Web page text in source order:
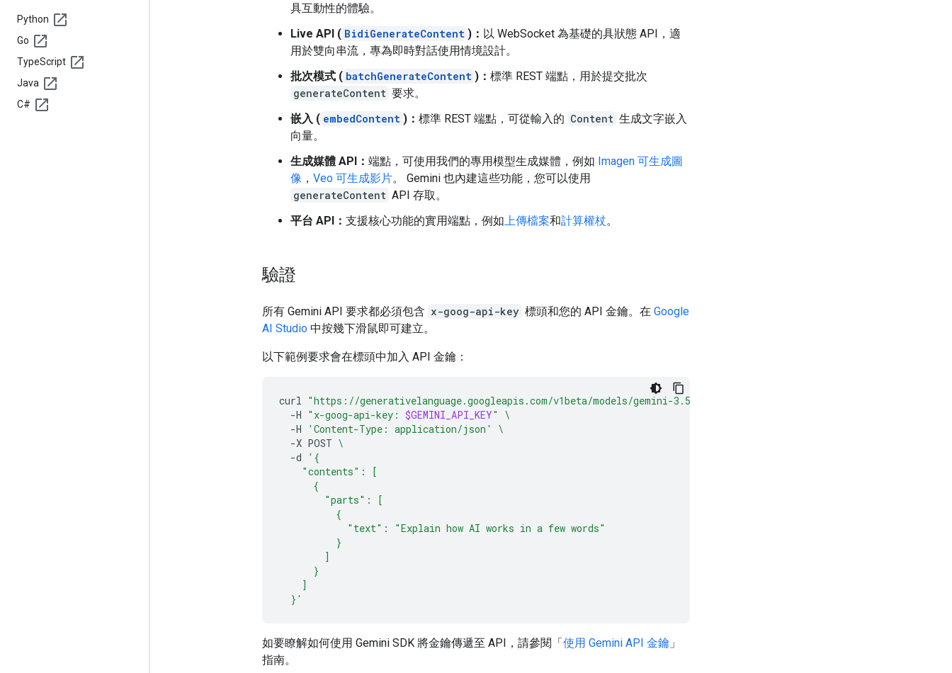
Python
Go
TypeScript
Java
C#
具互動性的體驗。
Live API ( BidiGenerateContent )： 以 WebSocket 為基礎的具狀態 API，適
用於雙向串流，專為即時對話使用情境設計。
批次模式 ( batchGenerateContent )： 標準 REST 端點，用於提交批次
generateContent 要求。
嵌入 ( embedContent )： 標準 REST 端點，可從輸入的 Content 生成文字嵌入
向量。
生成媒體 API： 端點，可使用我們的專用模型生成媒體，例如 Imagen 可生成圖
像 ， Veo 可生成影片。 Gemini 也內建這些功能，您可以使用
generateContent API 存取。
平台 API： 支援核心功能的實用端點，例如上傳檔案和計算權杖。
驗證
所有 Gemini API 要求都必須包含 x-goog-api-key 標頭和您的 API 金鑰。在 Google
AI Studio 中按幾下滑鼠即可建立。
以下範例要求會在標頭中加入 API 金鑰：
curl "https://generativelanguage.googleapis.com/v1beta/models/gemini-3.5-flash:generateContent"
-H "x-goog-api-key: $GEMINI_API_KEY"
\
-H
'Content-Type: application/json'
\
-X POST \
-d
'{
    "contents": [
      {
        "parts": [
          {
            "text": "Explain how AI works in a few words"
          }
        ]
      }
    ]
  }'
如要瞭解如何使用 Gemini SDK 將金鑰傳遞至 API，請參閱「使用 Gemini API 金鑰 」
指南。